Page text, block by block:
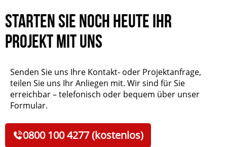
Starten Sie noch heute Ihr
Projekt mit uns
Senden Sie uns Ihre Kontakt- oder Projektanfrage,
teilen Sie uns Ihr Anliegen mit. Wir sind für Sie
erreichbar – telefonisch oder bequem über unser
Formular.
0800 100 4277 (kostenlos)